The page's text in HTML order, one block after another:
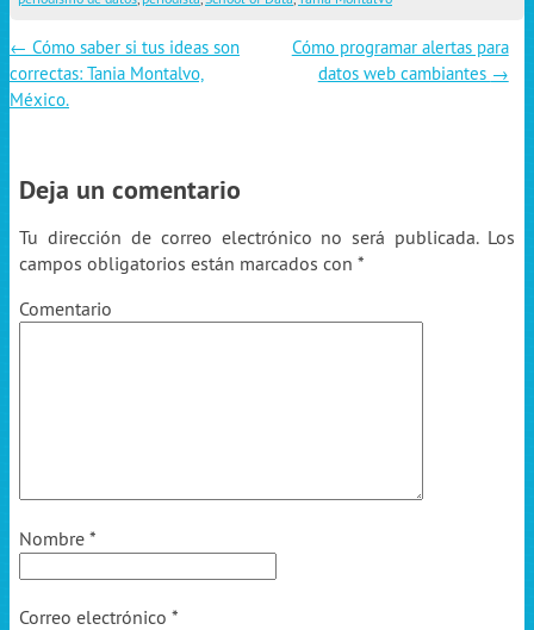
← Cómo saber si tus ideas son
correctas: Tania Montalvo,
México.
Cómo programar alertas para
datos web cambiantes →
Deja un comentario
Tu dirección de correo electrónico no será publicada.Los
campos obligatorios están marcados con *
Comentario
Nombre *
Correo electrónico *